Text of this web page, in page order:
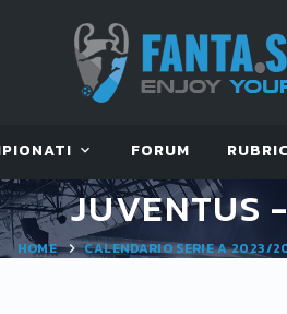
FORUM
JUVENTUS
HOME CALENDARIO SERIE A 2023/